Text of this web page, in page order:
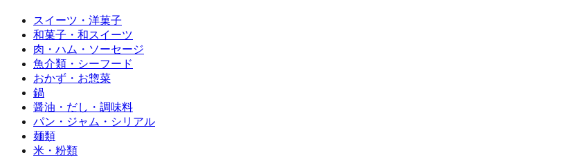
スイーツ・洋菓子
和菓子・和スイーツ
肉・ハム・ソーセージ
魚介類・シーフード
おかず・お惣菜
鍋
醤油・だし・調味料
パン・ジャム・シリアル
麺類
米・粉類